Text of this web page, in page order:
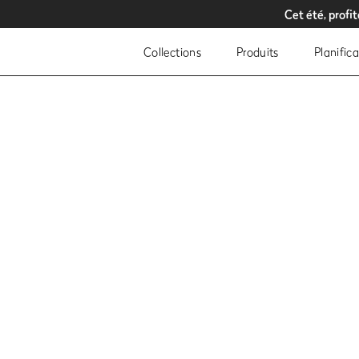
Cet été,
Cet été,
Collections Produits